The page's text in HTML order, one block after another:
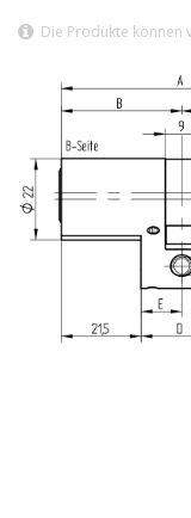
Die Produkte können